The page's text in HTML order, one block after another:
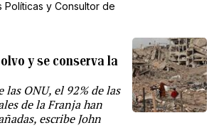
y Consultor de
y se conserva la
las ONU, el 92% de las
de la Franja han
escribe John